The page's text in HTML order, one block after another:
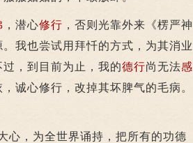
，潜心修行 ，否则光靠外来《楞严神
我也尝试用拜忏的方式，为其消业
过，到目前为止，我的德行尚无法感
诚心修行，改掉其坏脾气的毛病。
，为全世界诵持，把所有的功德